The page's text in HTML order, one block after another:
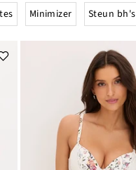
Minimizer Steun bh's